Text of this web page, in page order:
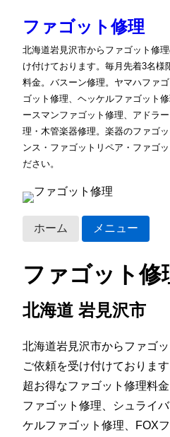
ファゴット修理
北海道岩見沢市からファゴット修
け付けております。毎月先着3名様
料金。バスーン修理。ヤマハファ
ゴット修理、ヘッケルファゴット
ースマンファゴット修理、アドラ
理・木管楽器修理。楽器のファゴ
ンス・ファゴットリペア・ファゴ
ださい。
ホーム メニュー
ファゴット修
北海道 岩見沢市
北海道岩見沢市からファゴ
ご依頼を受け付けておりま
超お得なファゴット修理料
ファゴット修理、シュライ
ケルファゴット修理、FOX